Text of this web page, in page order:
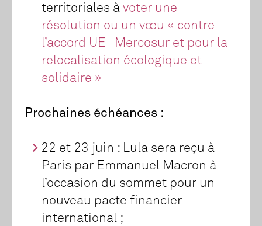
territoriales à voter une
résolution ou un vœu « contre
l’accord UE- Mercosur et pour la
relocalisation écologique et
solidaire »
Prochaines échéances :
22 et 23 juin : Lula sera reçu à
Paris par Emmanuel Macron à
l’occasion du sommet pour un
nouveau pacte financier
international ;